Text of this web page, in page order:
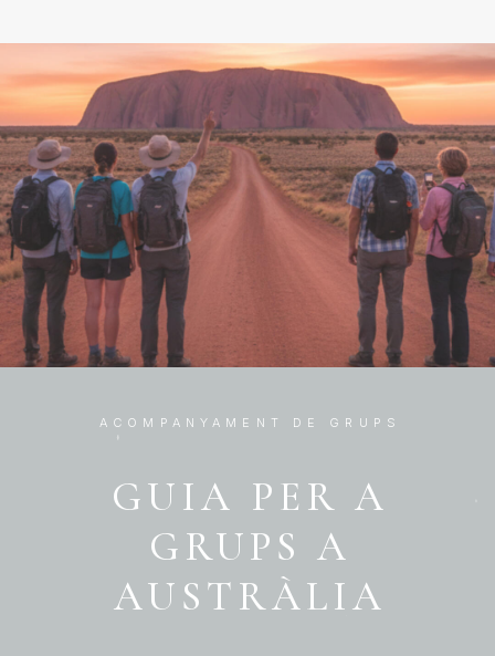
ACOMPANYAMENT DE GRUPS
GUIA PER A
GRUPS A
AUSTRÀLIA